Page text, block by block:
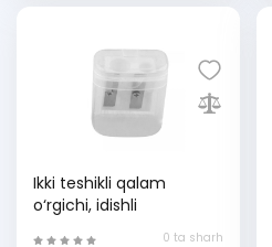
Ikki teshikli qalam
o‘rgichi, idishli
0 ta sharh